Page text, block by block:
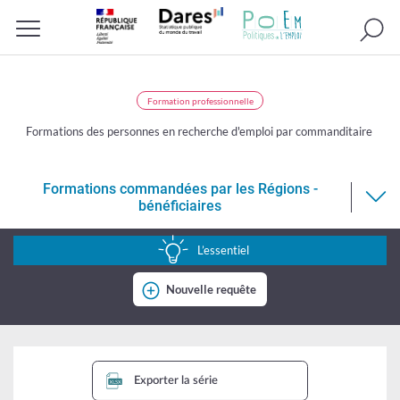
Formation professionnelle
Formations des personnes en recherche d'emploi par commanditaire
Régions
Formations commandées par les Régions -
bénéficiaires
L’essentiel
Nouvelle requête
Exporter la série